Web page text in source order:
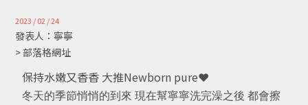
2023 / 02 / 24
發表人：寧寧
> 部落格網址
保持水嫩又香香 大推Newborn pure❤️
冬天的季節悄悄的到來 現在幫寧寧洗完澡之後 都會擦